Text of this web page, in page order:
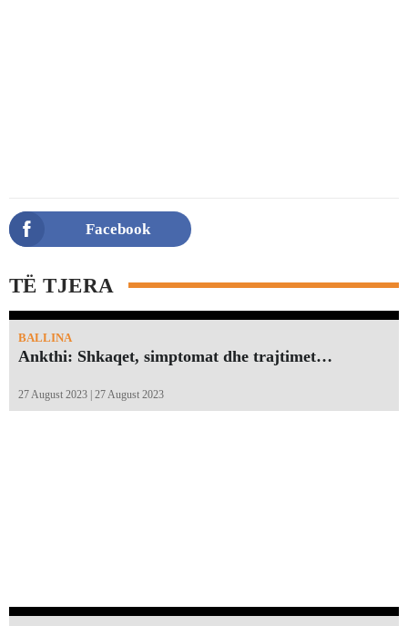
Facebook
TË TJERA
BALLINA
Ankthi: Shkaqet, simptomat dhe trajtimet…
27 August 2023 | 27 August 2023